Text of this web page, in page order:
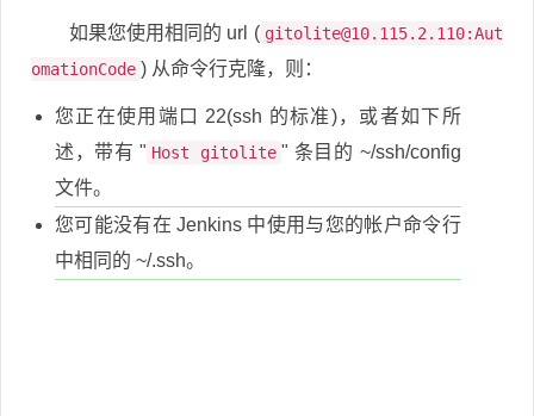
如果您使用相同的 url ( gitolite@10.115.2.110:Aut
omationCode ) 从命令行克隆，则：
您正在使用端口 22(ssh 的标准)，或者如下所
述，带有 " Host gitolite " 条目的 ~/ssh/config
文件。
您可能没有在 Jenkins 中使用与您的帐户命令行
中相同的 ~/.ssh。